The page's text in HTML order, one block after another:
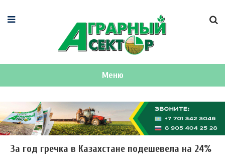
Меню
За год гречка в Казахстане подешевела на 24%